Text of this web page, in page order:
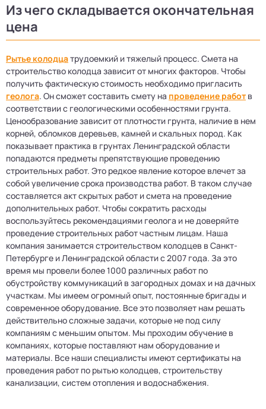
Из чего складывается окончательная
цена
Рытье колодцатрудоемкий и тяжелый процесс. Смета на
строительство колодца зависит от многих факторов. Чтобы
получить фактическую стоимость необходимо пригласить
геолога. Он сможет составить смету на проведение работ в
соответствии с геологическими особенностями грунта.
Ценообразование зависит от плотности грунта, наличие в нем
корней, обломков деревьев, камней и скальных пород. Как
показывает практика в грунтах Ленинградской области
попадаются предметы препятствующие проведению
строительных работ. Это редкое явление которое влечет за
собой увеличение срока производства работ. В таком случае
составляется акт скрытых работ и смета на проведение
дополнительных работ. Чтобы сократить расходы
воспользуйтесь рекомендациями геолога и не доверяйте
проведение строительных работ частным лицам. Наша
компания занимается строительством колодцев в Санкт-
Петербурге и Ленинградской области с 2007 года. За это
время мы провели более 1000 различных работ по
обустройству коммуникаций в загородных домах и на дачных
участкам. Мы имеем огромный опыт, постоянные бригады и
современное оборудование. Все это позволяет нам решать
действительно сложные задачи, которые не под силу
компаниям с меньшим опытом. Мы проходим обучение в
компаниях, которые поставляют нам оборудование и
материалы. Все наши специалисты имеют сертификаты на
проведения работ по рытью колодцев, строительству
канализации, систем отопления и водоснабжения.